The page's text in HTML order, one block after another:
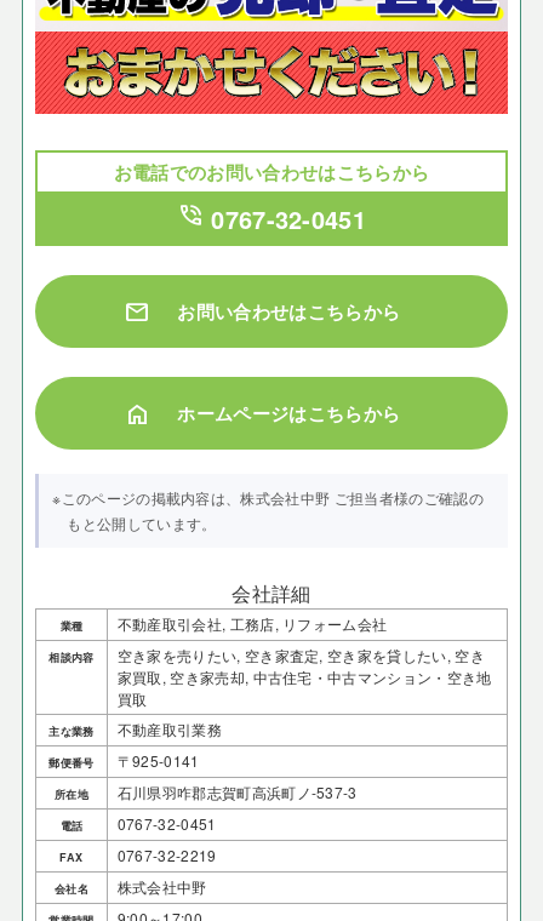
お電話でのお問い合わせはこちらから
phone_in_talk 0767-32-0451
mail お問い合わせはこちらから
home ホームページはこちらから
※このページの掲載内容は、株式会社中野 ご担当者様のご確認の
もと公開しています。
会社詳細
業種 不動産取引会社, 工務店, リフォーム会社
相談内容
空き家を売りたい, 空き家査定, 空き家を貸したい, 空き
家買取, 空き家売却, 中古住宅・中古マンション・空き地
買取
主な業務 不動産取引業務
郵便番号 〒925-0141
所在地 石川県羽咋郡志賀町高浜町ノ-537-3
電話 0767-32-0451
FAX 0767-32-2219
会社名 株式会社中野